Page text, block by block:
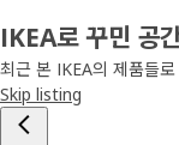
IKEA로 꾸민 공
최근 본 IKEA의 제품들
Skip listing